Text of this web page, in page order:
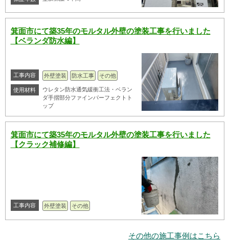
箕面市にて築35年のモルタル外壁の塗装工事を行いました
【ベランダ防水編】
工事内容 外壁塗装 防水工事 その他
使用材料
ウレタン防水通気緩衝工法・ベラン
ダ手摺部分ファインパーフェクトト
ップ
箕面市にて築35年のモルタル外壁の塗装工事を行いました
【クラック補修編】
工事内容 外壁塗装 その他
その他の施工事例はこちら